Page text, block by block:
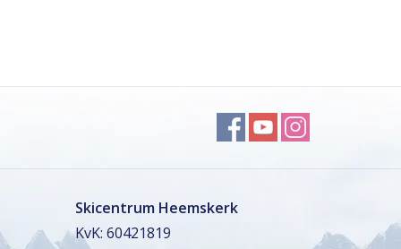
Skicentrum Heemskerk
KvK: 60421819